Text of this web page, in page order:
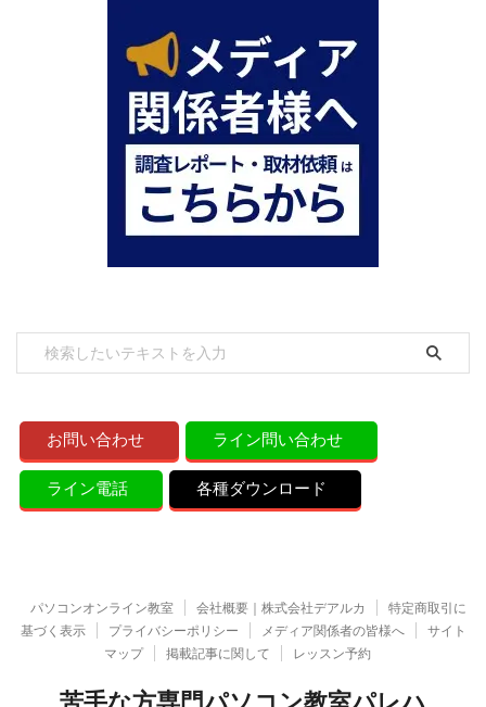
お問い合わせ ライン問い合わせ
ライン電話 各種ダウンロード
パソコンオンライン教室 会社概要｜株式会社デアルカ
特定商取引に
基づく表示
プライバシーポリシー メディア関係者の皆様へ
サイト
マップ
掲載記事に関して レッスン予約